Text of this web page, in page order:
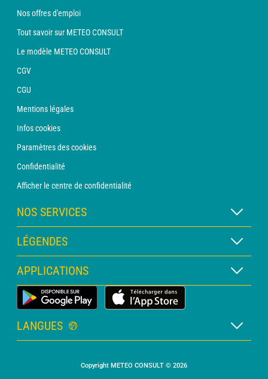
Nos offres d'emploi
Tout savoir sur METEO CONSULT
Le modèle METEO CONSULT
CGV
CGU
Mentions légales
Infos cookies
Paramètres des cookies
Confidentialité
Afficher le centre de confidentialité
NOS SERVICES
Abonnement METEO Xpert
Abonnement METEO PRO
Consultation avec un prévisionniste
Bulletin PRO
LÉGENDES
Légende des cartes
Légende des pictogrammes
Glossaire
APPLICATIONS
Application Météo Terrestre
LANGUES
Copyright METEO CONSULT © 2026